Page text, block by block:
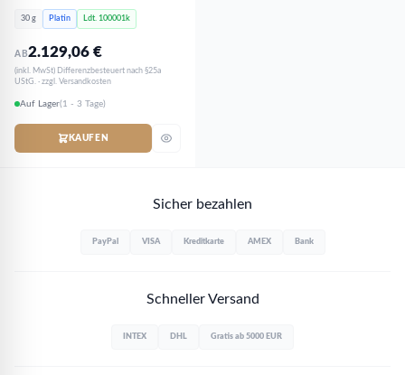
Gramm Platin
30 g Platin Ldt. 100001k
AB2.129,06€
(inkl. MwSt) Differenzbesteuert nach §25a
UStG. · zzgl. Versandkosten
Auf Lager(1 - 3 Tage)
KAUFEN
Sicher bezahlen
PayPal VISA Kreditkarte AMEX Bank
Schneller Versand
INTEX DHL Gratis ab 5000 EUR